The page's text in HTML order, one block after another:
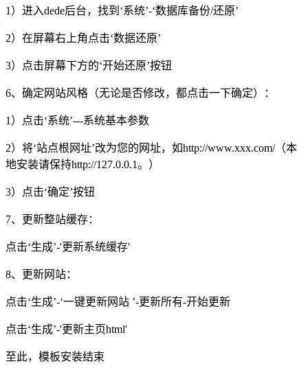
1）进入dede后台，找到‘系统’-‘数据库备份/还原’
2）在屏幕右上角点击‘数据还原’
3）点击屏幕下方的‘开始还原’按钮
6、确定网站风格（无论是否修改，都点击一下确定）：
1）点击‘系统’---系统基本参数
2）将‘站点根网址’改为您的网址，如http://www.xxx.com/（本
地安装请保持http://127.0.0.1。）
3）点击‘确定’按钮
7、更新整站缓存：
点击‘生成’-'更新系统缓存'
8、更新网站：
点击‘生成’-‘一键更新网站 ’-更新所有-开始更新
点击‘生成’-'更新主页html'
至此，模板安装结束